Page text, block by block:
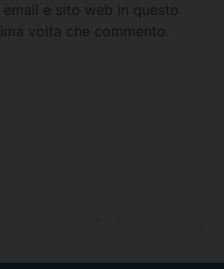
e sito web in questo
volta che commento.